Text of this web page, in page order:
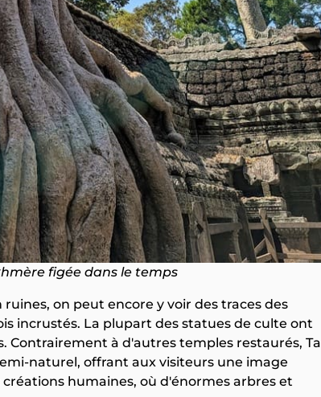
figée dans le temps
on peut encore y voir des traces des
incrustés. La plupart des statues de culte ont
Contrairement à d'autres temples restaurés, Ta
naturel, offrant aux visiteurs une image
humaines, où d'énormes arbres et